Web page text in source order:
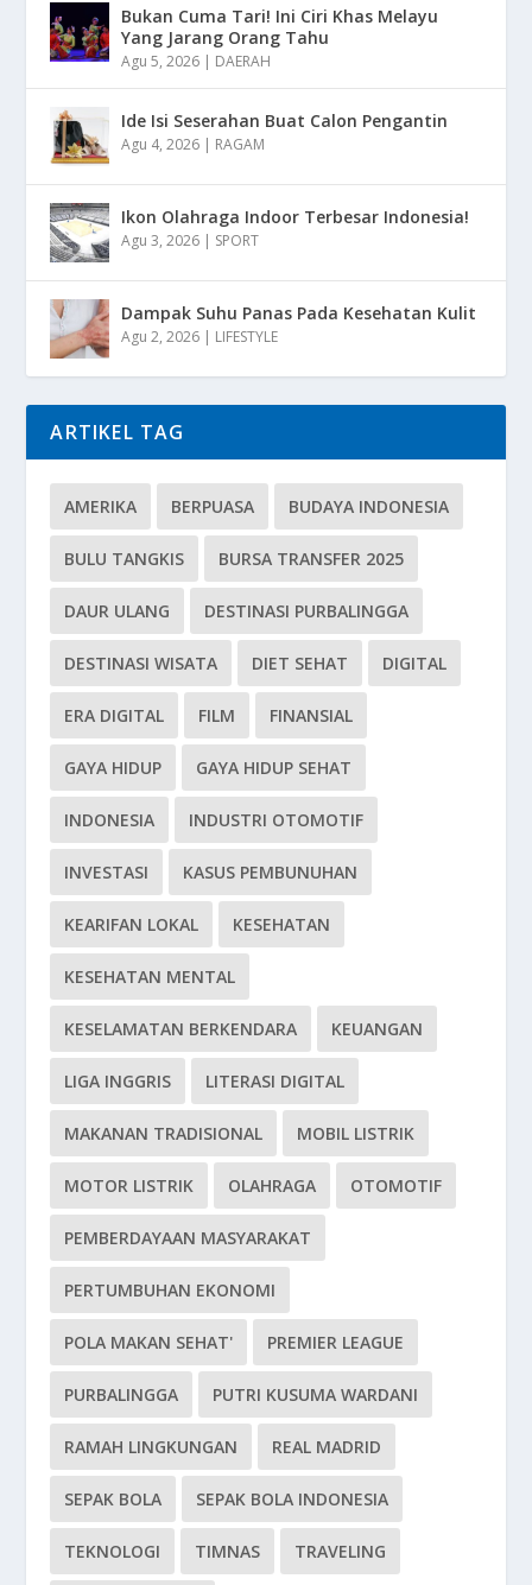
Bukan Cuma Tari! Ini Ciri Khas Melayu
Yang Jarang Orang Tahu
Agu 5, 2026 | DAERAH
Ide Isi Seserahan Buat Calon Pengantin
Agu 4, 2026 | RAGAM
Ikon Olahraga Indoor Terbesar Indonesia!
Agu 3, 2026 | SPORT
Dampak Suhu Panas Pada Kesehatan Kulit
Agu 2, 2026 | LIFESTYLE
ARTIKEL TAG
AMERIKA BERPUASA BUDAYA INDONESIA
BULU TANGKIS BURSA TRANSFER 2025
DAUR ULANG DESTINASI PURBALINGGA
DESTINASI WISATA DIET SEHAT DIGITAL
ERA DIGITAL FILM FINANSIAL
GAYA HIDUP GAYA HIDUP SEHAT
INDONESIA INDUSTRI OTOMOTIF
INVESTASI KASUS PEMBUNUHAN
KEARIFAN LOKAL KESEHATAN
KESEHATAN MENTAL
KESELAMATAN BERKENDARA KEUANGAN
LIGA INGGRIS LITERASI DIGITAL
MAKANAN TRADISIONAL MOBIL LISTRIK
MOTOR LISTRIK OLAHRAGA OTOMOTIF
PEMBERDAYAAN MASYARAKAT
PERTUMBUHAN EKONOMI
POLA MAKAN SEHAT' PREMIER LEAGUE
PURBALINGGA PUTRI KUSUMA WARDANI
RAMAH LINGKUNGAN REAL MADRID
SEPAK BOLA SEPAK BOLA INDONESIA
TEKNOLOGI TIMNAS TRAVELING